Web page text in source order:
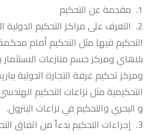
مقدمة عن التحكيم
التعرف على مراكز التحكيم
التحكيم فيها مثل التحكيم أمام
بلاهاي ومركز حسم منازعات
ومركز تحكيم غرفة التجارة الدولية
التحكيمية مثل نزاعات التحكيم
و البحري والتحكيم في نزاعات البترول.
إجراءات التحكيم بدءاً من اتفاق